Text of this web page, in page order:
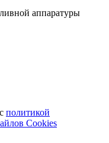
аппаратуры
политикой
Cookies